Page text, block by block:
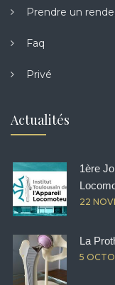
Prendre un
Faq
Privé
Actualités
1ère
22
La
5